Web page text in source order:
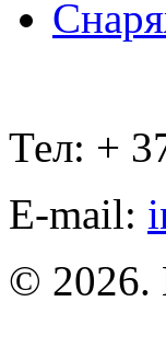
Тел: +
E-mail:
© 2026.